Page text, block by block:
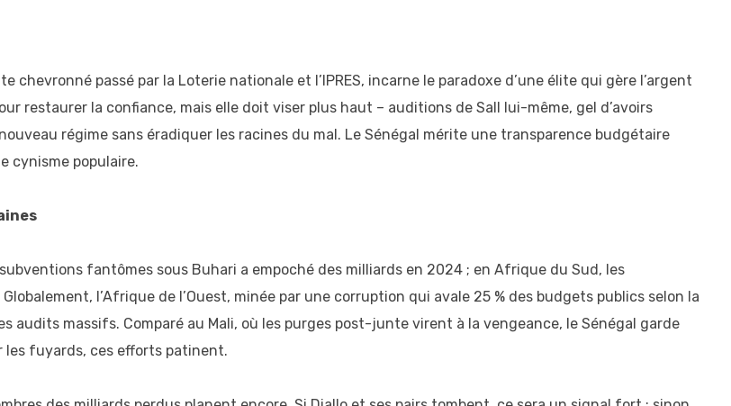
passé par la Loterie nationale et l’IPRES, incarne le paradoxe d’une élite qui gère l’argent
restaurer la confiance, mais elle doit viser plus haut – auditions de Sall lui-même, gel d’avoirs
régime sans éradiquer les racines du mal. Le Sénégal mérite une transparence budgétaire
cynisme populaire.
fantômes sous Buhari a empoché des milliards en 2024 ; en Afrique du Sud, les
l’Afrique de l’Ouest, minée par une corruption qui avale 25 % des budgets publics selon la
audits massifs. Comparé au Mali, où les purges post-junte virent à la vengeance, le Sénégal garde
les fuyards, ces efforts patinent.